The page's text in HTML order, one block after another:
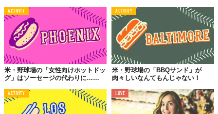
ACTIVITY
米・野球場の「女性向けホットドッ
グ」はソーセージの代わりに……
ACTIVITY
米・野球場の「BBQサンド」が
肉々しいなんてもんじゃない！
ACTIVITY LOVE